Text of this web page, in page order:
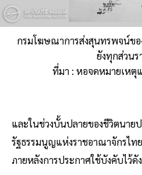
กรมโฆษณาการส่งสุนทรพจน์ข
ยังทุกส่วนร
ที่มา : หอจดหมายเหตุ
และในช่วงบั้นปลายของชีวิตนา
รัฐธรรมนูญแห่งราชอาณาจักรไท
ภายหลังการประกาศใช้บังคับไว้ดั